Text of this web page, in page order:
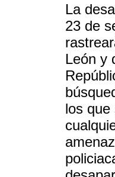
La
23 de
León y
los que